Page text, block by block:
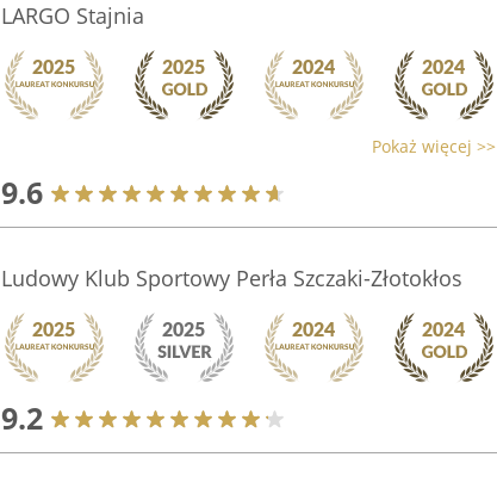
LARGO Stajnia
Pokaż więcej >>
9.6
Ludowy Klub Sportowy Perła Szczaki-Złotokłos
9.2